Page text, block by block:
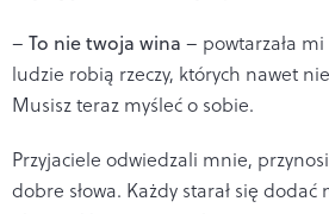
– To nie twoja wina – powtarzała
ludzie robią rzeczy, których nawet
Musisz teraz myśleć o sobie.
Przyjaciele odwiedzali mnie,
dobre słowa. Każdy starał się dodać